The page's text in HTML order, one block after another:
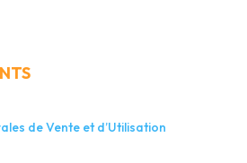
de Vente et d’Utilisation